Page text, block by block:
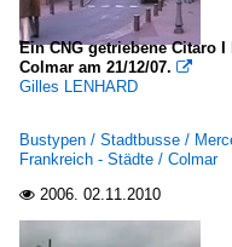
Ein CNG getriebene Citaro
Colmar am 21/12/07. 
Gilles LENHARD
Bustypen / Stadtbusse /
Frankreich - Städte / Colmar
 2006. 02.11.2010